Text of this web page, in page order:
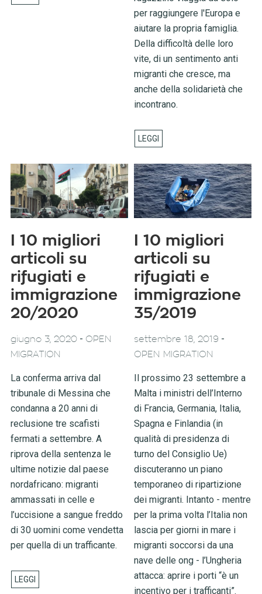
per raggiungere l'Europa e
aiutare la propria famiglia.
Della difficoltà delle loro
vite, di un sentimento anti
migranti che cresce, ma
anche della solidarietà che
incontrano.
I 10 migliori
articoli su
rifugiati e
immigrazione
20/2020
giugno 3, 2020- OPEN
MIGRATION
La conferma arriva dal
tribunale di Messina che
condanna a 20 anni di
reclusione tre scafisti
fermati a settembre. A
riprova della sentenza le
ultime notizie dal paese
nordafricano: migranti
ammassati in celle e
l’uccisione a sangue freddo
di 30 uomini come vendetta
per quella di un trafficante.
I 10 migliori
articoli su
rifugiati e
immigrazione
35/2019
settembre 18, 2019 -
OPEN MIGRATION
Il prossimo 23 settembre a
Malta i ministri dell’Interno
di Francia, Germania, Italia,
Spagna e Finlandia (in
qualità di presidenza di
turno del Consiglio Ue)
discuteranno un piano
temporaneo di ripartizione
dei migranti. Intanto - mentre
per la prima volta l’Italia non
lascia per giorni in mare i
migranti soccorsi da una
nave delle ong - l’Ungheria
attacca: aprire i porti “è un
incentivo per i trafficanti”.